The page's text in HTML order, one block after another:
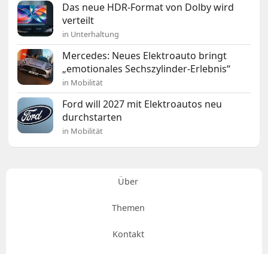
Das neue HDR-Format von Dolby wird
verteilt
in Unterhaltung
Mercedes: Neues Elektroauto bringt
„emotionales Sechszylinder-Erlebnis“
in Mobilität
Ford will 2027 mit Elektroautos neu
durchstarten
in Mobilität
Über
Themen
Kontakt